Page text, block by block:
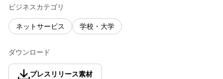
ビジネスカテゴリ
ネットサービス 学校・大学
ダウンロード
プレスリリース素材